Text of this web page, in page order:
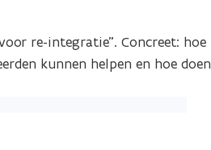
re-integratie”. Concreet: hoe
kunnen helpen en hoe doen